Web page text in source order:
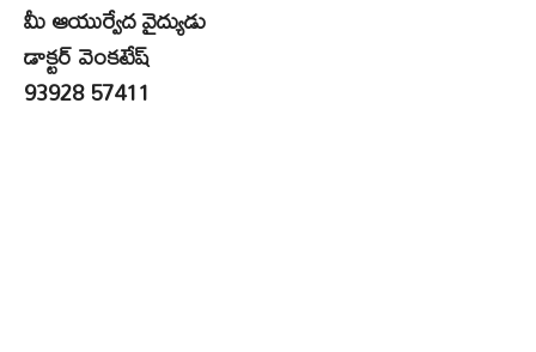
మీ ఆయుర్వేద వైద్యుడు
డాక్టర్​ వెంకటేష్​
93928 57411